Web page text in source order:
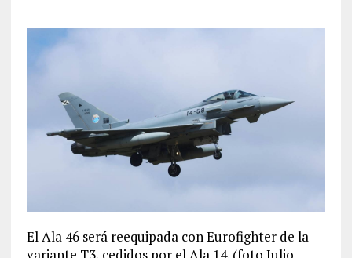
El Ala 46 será reequipada con Eurofighter de la